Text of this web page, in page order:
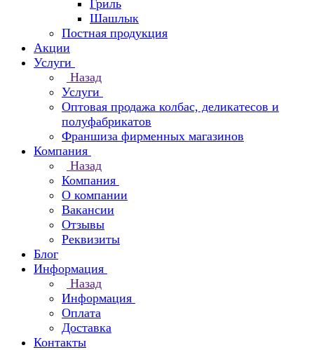
Гриль
Шашлык
Постная продукция
Акции
Услуги
Назад
Услуги
Оптовая продажа колбас, деликатесов и
полуфабрикатов
Франшиза фирменных магазинов
Компания
Назад
Компания
О компании
Вакансии
Отзывы
Реквизиты
Блог
Информация
Назад
Информация
Оплата
Доставка
Контакты